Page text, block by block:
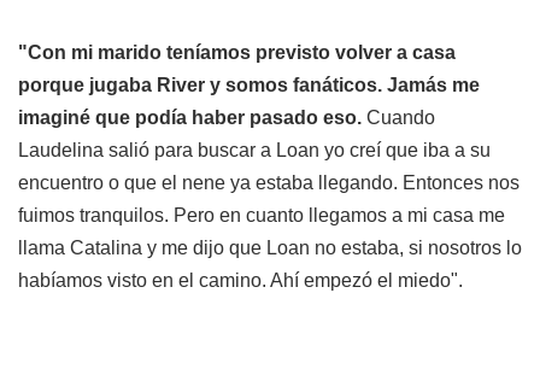
"Con mi marido teníamos previsto volver a casa
porque jugaba River y somos fanáticos. Jamás me
imaginé que podía haber pasado eso. Cuando
Laudelina salió para buscar a Loan yo creí que iba a su
encuentro o que el nene ya estaba llegando. Entonces nos
fuimos tranquilos. Pero en cuanto llegamos a mi casa me
llama Catalina y me dijo que Loan no estaba, si nosotros lo
habíamos visto en el camino. Ahí empezó el miedo".